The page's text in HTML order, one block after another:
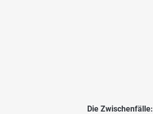
Die Zwischenfälle: